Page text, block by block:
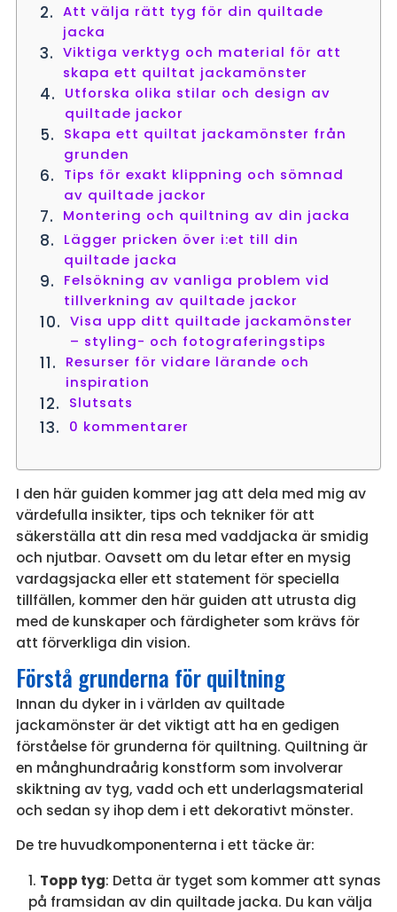
Att välja rätt tyg för din quiltade
jacka
Viktiga verktyg och material för att
skapa ett quiltat jackamönster
Utforska olika stilar och design av
quiltade jackor
Skapa ett quiltat jackamönster från
grunden
Tips för exakt klippning och sömnad
av quiltade jackor
Montering och quiltning av din jacka
Lägger pricken över i:et till din
quiltade jacka
Felsökning av vanliga problem vid
tillverkning av quiltade jackor
Visa upp ditt quiltade jackamönster
– styling- och fotograferingstips
Resurser för vidare lärande och
inspiration
Slutsats
0 kommentarer
I den här guiden kommer jag att dela med mig av
värdefulla insikter, tips och tekniker för att
säkerställa att din resa med vaddjacka är smidig
och njutbar. Oavsett om du letar efter en mysig
vardagsjacka eller ett statement för speciella
tillfällen, kommer den här guiden att utrusta dig
med de kunskaper och färdigheter som krävs för
att förverkliga din vision.
Förstå grunderna för quiltning
Innan du dyker in i världen av quiltade
jackamönster är det viktigt att ha en gedigen
förståelse för grunderna för quiltning. Quiltning är
en månghundraårig konstform som involverar
skiktning av tyg, vadd och ett underlagsmaterial
och sedan sy ihop dem i ett dekorativt mönster.
De tre huvudkomponenterna i ett täcke är:
Topp tyg: Detta är tyget som kommer att synas
på framsidan av din quiltade jacka. Du kan välja